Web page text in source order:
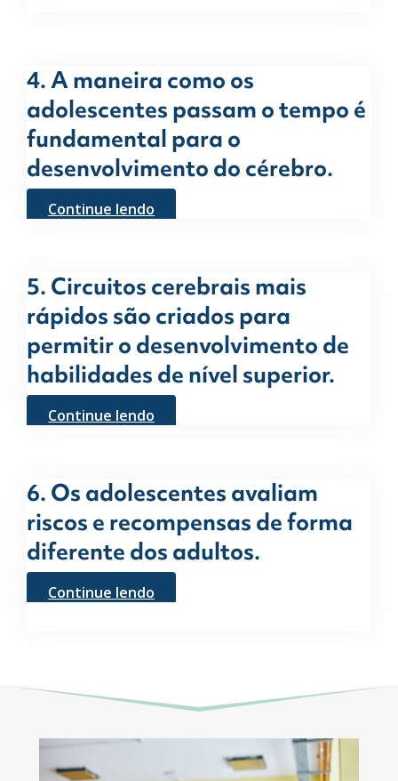
4. A maneira como os
adolescentes passam o tempo é
fundamental para o
desenvolvimento do cérebro.
Continue lendo
5. Circuitos cerebrais mais
rápidos são criados para
permitir o desenvolvimento de
habilidades de nível superior.
Continue lendo
6. Os adolescentes avaliam
riscos e recompensas de forma
diferente dos adultos.
Continue lendo